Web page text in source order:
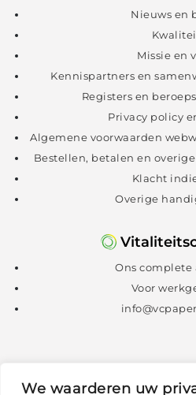
We waarderen uw
Nieuws en
Missie en
Kennispartners en
Registers en
Privacy policy
Algemene voorwaarden
Bestellen, betalen en
Klacht
Overige
Ons complete
Voor